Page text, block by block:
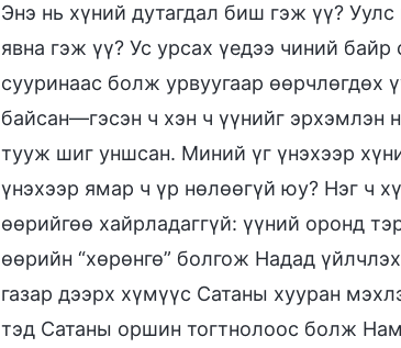
Энэ нь хүний дутагдал биш гэж үү?
явна гэж үү? Ус урсах үедээ чиний
сууринаас болж урвуугаар өөрчлөгдөх
байсан—гэсэн ч хэн ч үүнийг эрхэмлэн
тууж шиг уншсан. Миний үг үнэхээр
үнэхээр ямар ч үр нөлөөгүй юу? Нэг ч
өөрийгөө хайрладаггүй: үүний оронд
өөрийн “хөрөнгө” болгож Надад
газар дээрх хүмүүс Сатаны хууран
тэд Сатаны оршин тогтнолоос болж